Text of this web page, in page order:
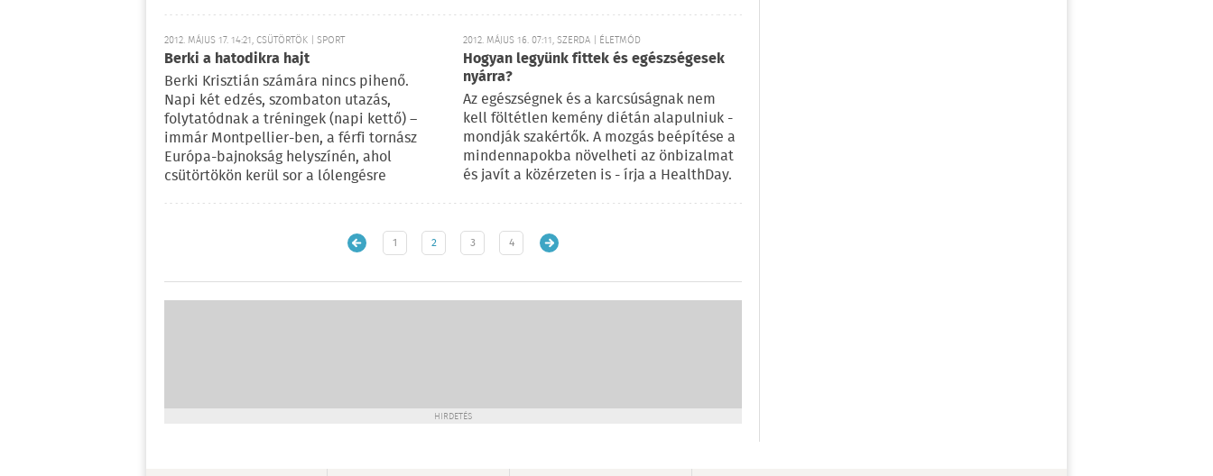
2012. MÁJUS 17. 14:21, CSÜTÖRTÖK | SPORT
Berki a hatodikra hajt
Berki Krisztián számára nincs pihenő.
Napi két edzés, szombaton utazás,
folytatódnak a tréningek (napi kettő) –
immár Montpellier-ben, a férfi tornász
Európa-bajnokság helyszínén, ahol
csütörtökön kerül sor a lólengésre
2012. MÁJUS 16. 07:11, SZERDA | ÉLETMÓD
Hogyan legyünk fittek és egészségesek
nyárra?
Az egészségnek és a karcsúságnak nem
kell föltétlen kemény diétán alapulniuk -
mondják szakértők. A mozgás beépítése a
mindennapokba növelheti az önbizalmat
és javít a közérzeten is - írja a HealthDay.
1 2 3 4
HIRDETÉS